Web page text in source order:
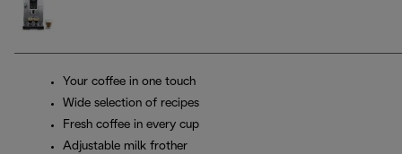
Your coffee in one touch
Wide selection of recipes
Fresh coffee in every cup
Adjustable milk frother